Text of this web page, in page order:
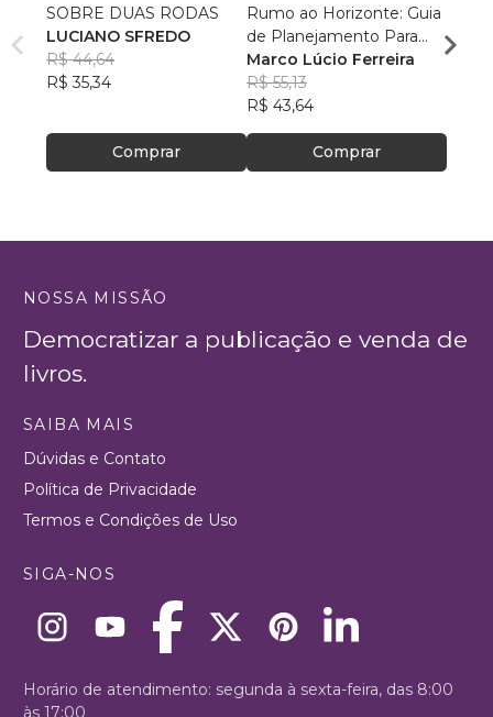
SOBRE DUAS RODAS
LUCIANO SFREDO
R$ 44,64
R$ 35,34
Comprar
Rumo ao Horizonte: Guia
de Planejamento Para
Viagem de Motocicleta -
Método I.P.O.E.
Marco Lúcio Ferreira
R$ 55,13
R$ 43,64
Comprar
Uma
Viu o
NOSSA MISSÃO
Democratizar a publicação e venda de
livros.
SAIBA MAIS
Dúvidas e Contato
Política de Privacidade
Termos e Condições de Uso
SIGA-NOS
Horário de atendimento: segunda à sexta-feira, das 8:00
às 17:00